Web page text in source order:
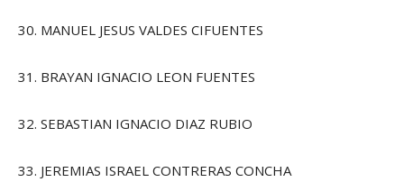
30. MANUEL JESUS VALDES CIFUENTES
31. BRAYAN IGNACIO LEON FUENTES
32. SEBASTIAN IGNACIO DIAZ RUBIO
33. JEREMIAS ISRAEL CONTRERAS CONCHA